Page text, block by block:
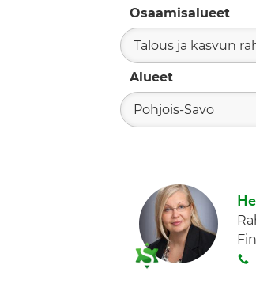
Osaamisalueet
Talous ja kasvun
Alueet
Pohjois-Savo